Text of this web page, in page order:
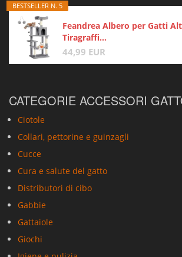
BESTSELLER N. 5
Feandrea Albero per Gatti
Tiragraffi...
44,99 EUR
CATEGORIE ACCESSORI
Ciotole
Collari, pettorine e guinzagli
Cucce
Cura e salute del gatto
Distributori di cibo
Gabbie
Gattaiole
Giochi